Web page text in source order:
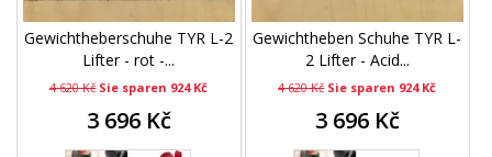
Gewichtheberschuhe TYR L-2
Lifter - rot -...
4 620 Kč Sie sparen 924 Kč
3 696 Kč
Gewichtheben Schuhe TYR L-
2 Lifter - Acid...
4 620 Kč Sie sparen 924 Kč
3 696 Kč